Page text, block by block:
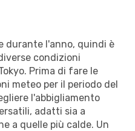
durante l'anno, quindi è
condizioni
Prima di fare le
meteo per il periodo del
l'abbigliamento
adatti sia a
a quelle più calde. Un